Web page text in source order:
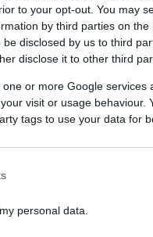
to your opt-out. You may
by third parties on the
disclosed by us to third
disclose it to other third
or more Google services
visit or usage behaviour.
tags to use your data for
personal data.
ημερών:
με δυνατούς
άνοδο της